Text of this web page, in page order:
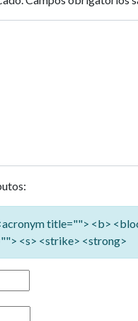
title=""> <b>
<s> <strike> <strong>